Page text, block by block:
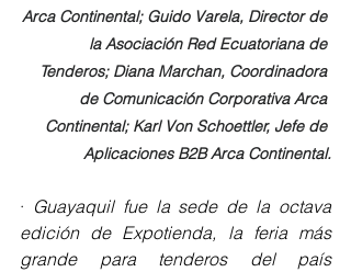
Arca Continental; Guido Varela, Director de
la Asociación Red Ecuatoriana de
Tenderos; Diana Marchan, Coordinadora
de Comunicación Corporativa Arca
Continental; Karl Von Schoettler, Jefe de
Aplicaciones B2B Arca Continental.
· Guayaquil fue la sede de la octava
edición de Expotienda, la feria más
grande para tenderos del país